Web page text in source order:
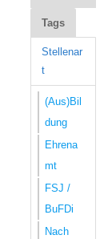
Tags
Stellenar
t
(Aus)Bil
dung
Ehrena
mt
FSJ /
BuFDi
Nach